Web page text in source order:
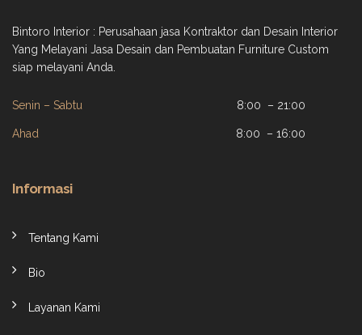
Bintoro Interior : Perusahaan jasa Kontraktor dan Desain Interior
Yang Melayani Jasa Desain dan Pembuatan Furniture Custom
siap melayani Anda.
Senin – Sabtu 8:00 – 21:00
Ahad 8:00 – 16:00
Informasi
Tentang Kami
Bio
Layanan Kami